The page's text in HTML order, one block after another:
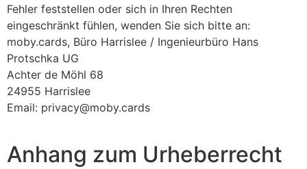
Fehler feststellen oder sich in Ihren Rechten
eingeschränkt fühlen, wenden Sie sich bitte an:
moby.cards, Büro Harrislee / Ingenieurbüro Hans
Protschka UG
Achter de Möhl 68
24955 Harrislee
Email: privacy@moby.cards
Anhang zum Urheberrecht